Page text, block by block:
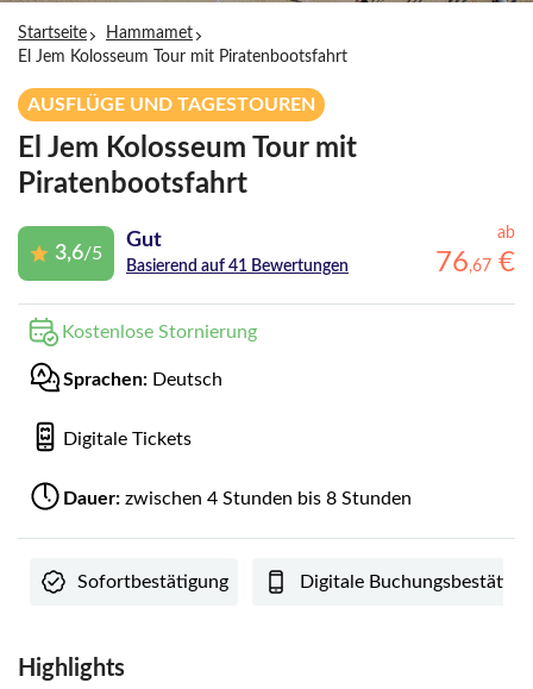
Startseite
Hammamet
El Jem Kolosseum Tour mit Piratenbootsfahrt
AUSFLÜGE UND TAGESTOUREN
El Jem Kolosseum Tour mit
Piratenbootsfahrt
3,6/5
Gut
Basierend auf 41 Bewertungen
ab
76,67 €
Kostenlose Stornierung
Sprachen: Deutsch
Digitale Tickets
Dauer: zwischen 4 Stunden bis 8 Stunden
Sofortbestätigung Digitale
Highlights